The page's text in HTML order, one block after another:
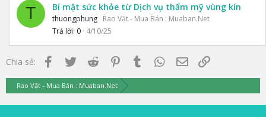
T Bí mật sức khỏe từ Dịch vụ thẩm mỹ vùng kín
thuongphung Rao Vặt - Mua Bán : Muaban.Net
Trả lời 0 4/10/25
Chia sẻ: Facebook
Twitter Reddit PinterestTumblr WhatsApp
Email
Rao Vặt - Mua Bán : Muaban.Net